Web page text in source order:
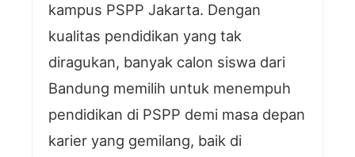
kampus PSPP Jakarta. Dengan
kualitas pendidikan yang tak
diragukan, banyak calon siswa dari
Bandung memilih untuk menempuh
pendidikan di PSPP demi masa depan
karier yang gemilang, baik di